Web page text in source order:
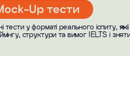
Up тести
тести у форматі реального іспиту,
структури та вимог IELTS і